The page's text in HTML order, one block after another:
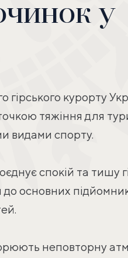
у
курорту
тяжіння для
видами спорту.
спокій та тишу
до основних
неповторну